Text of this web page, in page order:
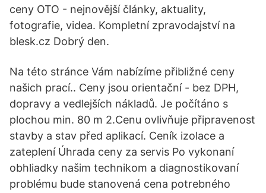
ceny OTO - nejnovější články, aktuality,
fotografie, videa. Kompletní zpravodajství na
blesk.cz Dobrý den.
Na této stránce Vám nabízíme přibližné ceny
našich prací.. Ceny jsou orientační - bez DPH,
dopravy a vedlejších nákladů. Je počítáno s
plochou min. 80 m 2.Cenu ovlivňuje připravenost
stavby a stav před aplikací. Ceník izolace a
zateplení Úhrada ceny za servis Po vykonaní
obhliadky našim technikom a diagnostikovaní
problému bude stanovená cena potrebného